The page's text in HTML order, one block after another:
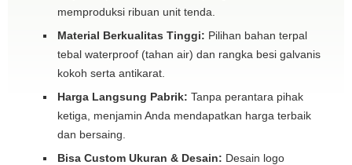
memproduksi ribuan unit tenda.
Material Berkualitas Tinggi: Pilihan bahan terpal
tebal waterproof (tahan air) dan rangka besi galvanis
kokoh serta antikarat.
Harga Langsung Pabrik: Tanpa perantara pihak
ketiga, menjamin Anda mendapatkan harga terbaik
dan bersaing.
Bisa Custom Ukuran & Desain: Desain logo